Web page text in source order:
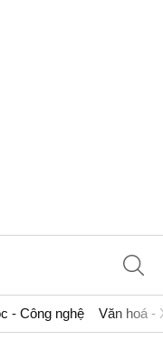
- Công nghệ Văn hoá -